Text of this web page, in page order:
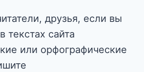
друзья, если вы
текстах сайта
или орфографические